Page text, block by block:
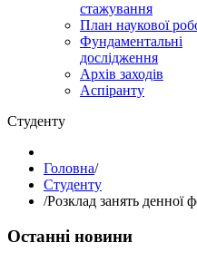
стажування
План наукової
Фундаментальні
дослідження
Архів заходів
Аспіранту
Студенту
Головна/
Студенту
/Розклад занять денної
Останні новини